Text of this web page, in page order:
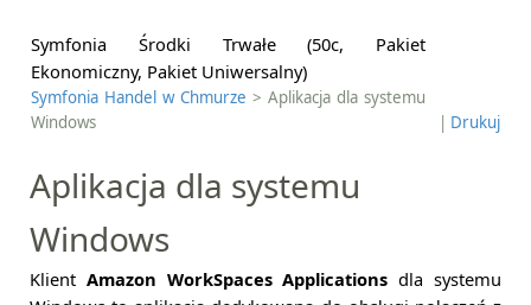
Symfonia Środki Trwałe (50c, Pakiet
Ekonomiczny, Pakiet Uniwersalny)
Symfonia Handel w Chmurze > Aplikacja dla systemu
Windows
| Drukuj
Aplikacja dla systemu
Windows
Klient Amazon WorkSpaces Applications dla systemu